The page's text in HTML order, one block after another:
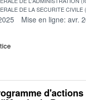
DE LA SECURITE CIVILE
Mise en ligne: avr.